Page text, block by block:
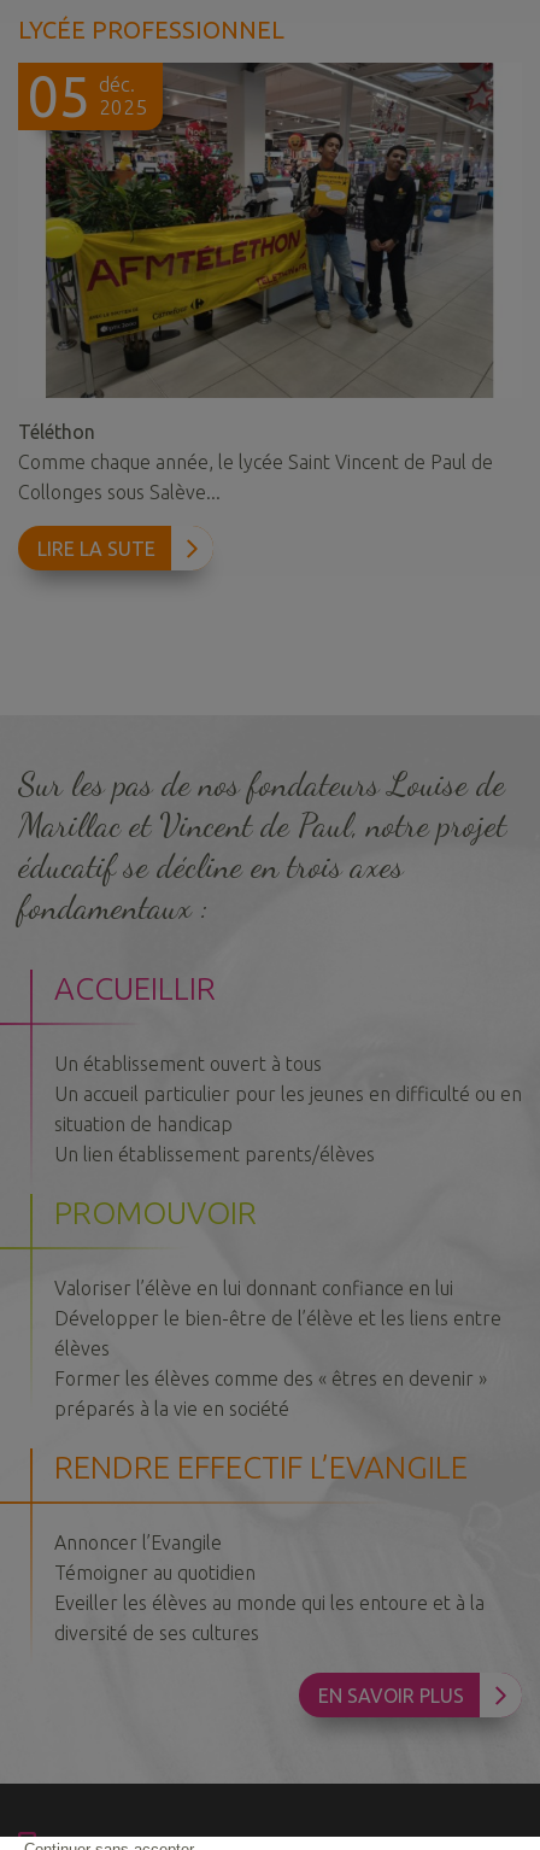
LYCÉE PROFESSIONNEL
05 déc.
2025
Téléthon
Comme chaque année, le lycée Saint Vincent de Paul de
Collonges sous Salève...
LIRE LA SUTE
Sur les pas de nos fondateurs Louise de
Marillac et Vincent de Paul, notre projet
éducatif se décline en trois axes
fondamentaux :
ACCUEILLIR
Un établissement ouvert à tous
Un accueil particulier pour les jeunes en difficulté ou en
situation de handicap
Un lien établissement parents/élèves
PROMOUVOIR
Valoriser l’élève en lui donnant confiance en lui
Développer le bien-être de l’élève et les liens entre
élèves
Former les élèves comme des « êtres en devenir »
préparés à la vie en société
RENDRE EFFECTIF L’EVANGILE
Annoncer l’Evangile
Témoigner au quotidien
Eveiller les élèves au monde qui les entoure et à la
diversité de ses cultures
EN SAVOIR PLUS